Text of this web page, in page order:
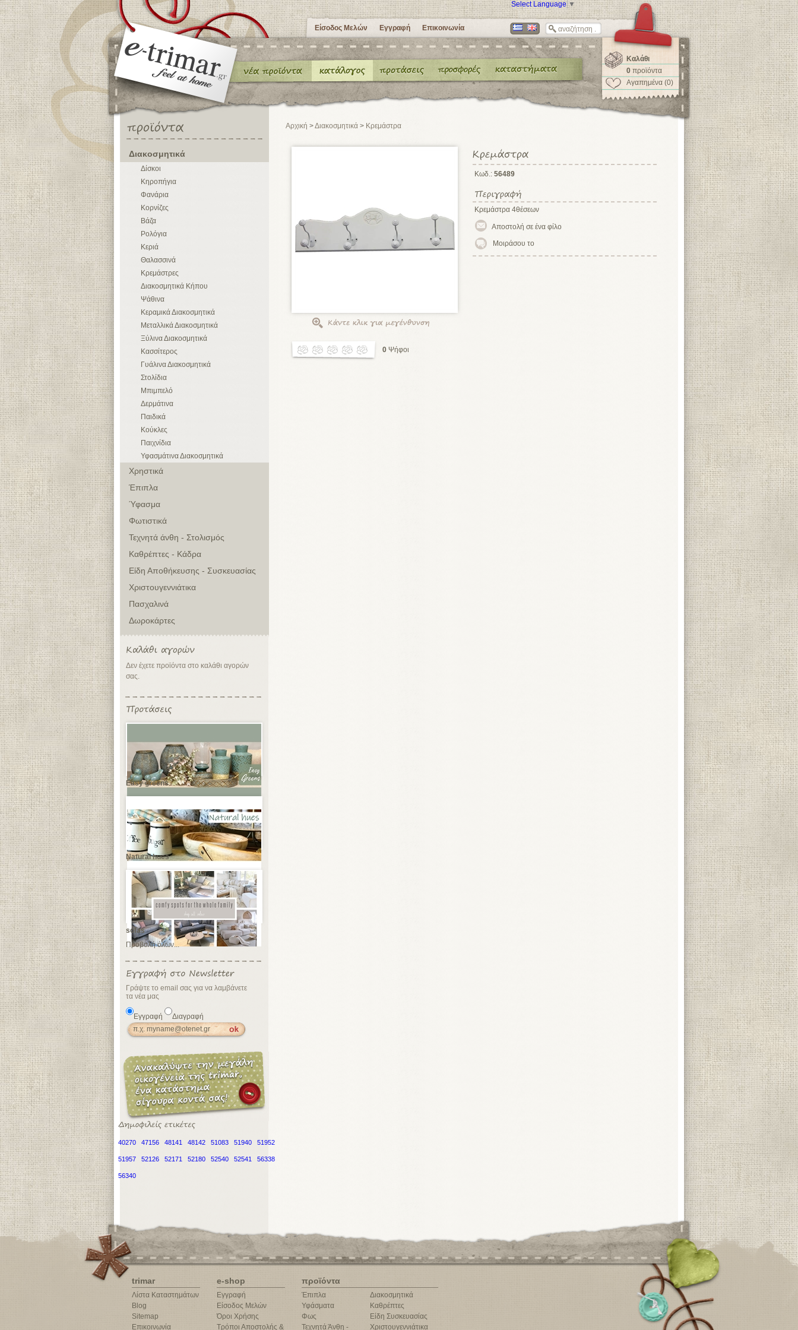
Select Language ▼
Είσοδος Μελών Εγγραφή Επικοινωνία
Καλάθι
0 προϊόντα
Αγαπημένα (0)
Διακοσμητικά
Δίσκοι
Κηροπήγια
Φανάρια
Κορνίζες
Βάζα
Ρολόγια
Κεριά
Θαλασσινά
Κρεμάστρες
Διακοσμητικά Κήπου
Ψάθινα
Κεραμικά Διακοσμητικά
Μεταλλικά Διακοσμητικά
Ξύλινα Διακοσμητικά
Κασσίτερος
Γυάλινα Διακοσμητικά
Στολίδια
Μπιμπελό
Δερμάτινα
Παιδικά
Κούκλες
Παιχνίδια
Υφασμάτινα Διακοσμητικά
Χρηστικά
Έπιπλα
Ύφασμα
Φωτιστικά
Τεχνητά άνθη - Στολισμός
Καθρέπτες - Κάδρα
Είδη Αποθήκευσης - Συσκευασίας
Χριστουγεννιάτικα
Πασχαλινά
Δωροκάρτες
Δεν έχετε προϊόντα στο καλάθι αγορών
σας.
Easy greens
Natural hues
sofas
Προβολή όλων...
Γράψτε το email σας για να λαμβάνετε
τα νέα μας
Εγγραφή Διαγραφή
40270 47156 48141 48142 51083 51940 51952
51957 52126 52171 52180 52540 52541 56338
56340
Αρχική >Διακοσμητικά > Κρεμάστρα
0 Ψήφοι
Κωδ.: 56489
Κρεμάστρα 4θέσεων
Μοιράσου το
trimar
Λίστα Καταστημάτων
Blog
Sitemap
Επικοινωνία
e-shop
Εγγραφή
Είσοδος Μελών
Όροι Χρήσης
Τρόποι Αποστολής &
προϊόντα
Έπιπλα
Υφάσματα
Φως
Τεχνητά Άνθη -
Διακοσμητικά
Καθρέπτες
Είδη Συσκευασίας
Χριστουγεννιάτικα